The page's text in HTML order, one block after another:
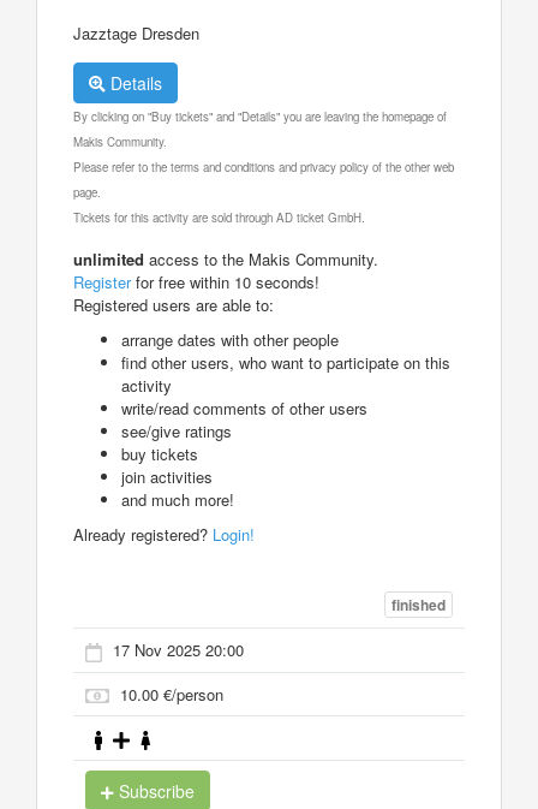
Jazztage Dresden
Details
By clicking on "Buy tickets" and "Details" you are leaving the homepage of
Makis Community.
Please refer to the terms and conditions and privacy policy of the other web
page.
Tickets for this activity are sold through AD ticket GmbH.
unlimited access to the Makis Community.
Registerfor free within 10 seconds!
Registered users are able to:
arrange dates with other people
find other users, who want to participate on this
activity
write/read comments of other users
see/give ratings
buy tickets
join activities
and much more!
Already registered? Login!
finished
17 Nov 2025 20:00
10.00 €/person
Subscribe